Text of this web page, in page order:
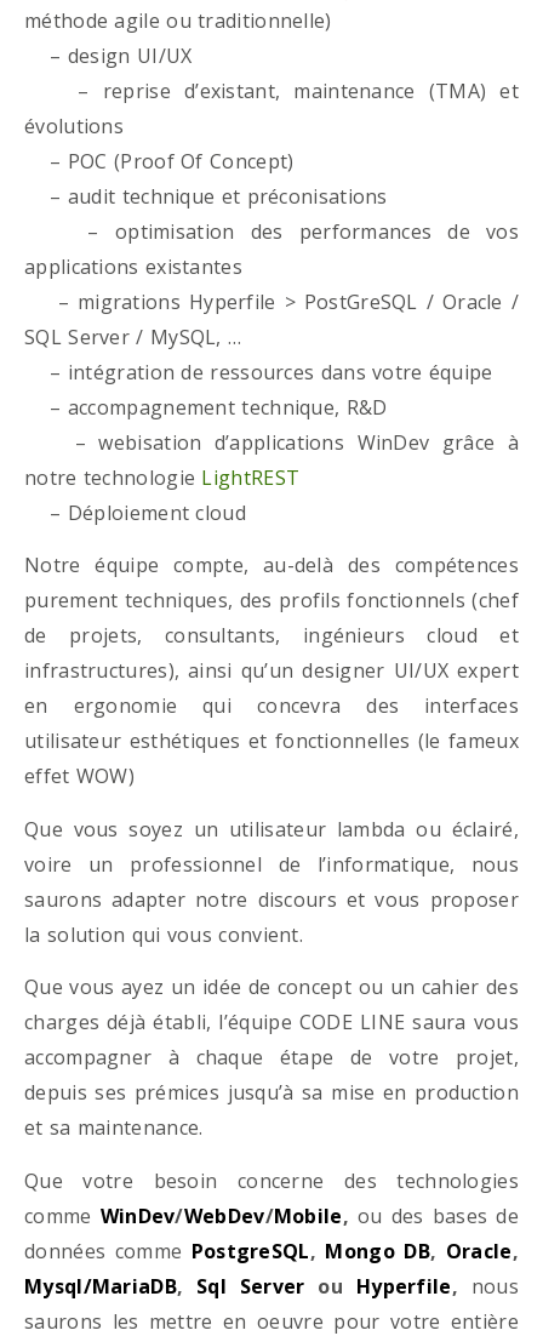
méthode agile ou traditionnelle)
– design UI/UX
– reprise d’existant, maintenance (TMA) et
évolutions
– POC (Proof Of Concept)
– audit technique et préconisations
– optimisation des performances de vos
applications existantes
– migrations Hyperfile > PostGreSQL / Oracle /
SQL Server / MySQL, …
– intégration de ressources dans votre équipe
– accompagnement technique, R&D
– webisation d’applications WinDev grâce à
notre technologie LightREST
– Déploiement cloud
Notre équipe compte, au-delà des compétences
purement techniques, des profils fonctionnels (chef
de projets, consultants, ingénieurs cloud et
infrastructures), ainsi qu’un designer UI/UX expert
en ergonomie qui concevra des interfaces
utilisateur esthétiques et fonctionnelles (le fameux
effet WOW)
Que vous soyez un utilisateur lambda ou éclairé,
voire un professionnel de l’informatique, nous
saurons adapter notre discours et vous proposer
la solution qui vous convient.
Que vous ayez un idée de concept ou un cahier des
charges déjà établi, l’équipe CODE LINE saura vous
accompagner à chaque étape de votre projet,
depuis ses prémices jusqu’à sa mise en production
et sa maintenance.
Que votre besoin concerne des technologies
comme WinDev/WebDev/Mobile, ou des bases de
données comme PostgreSQL, Mongo DB, Oracle,
Mysql/MariaDB, Sql Server ou Hyperfile, nous
saurons les mettre en oeuvre pour votre entière